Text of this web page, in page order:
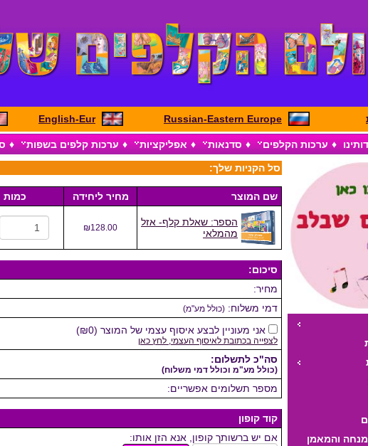
Russian-Eastern Europe
English-Eur
♦ ערכות הקלפים ♦ סדנאות ♦ אפליקציות ♦ ערכות קלפים בשפות ♦
והמאמן
סל הקניות שלך:
שם המוצר מחיר ליחידה כמות
הספר: שאלת קלף- אזל
מהמלאי
₪128.00
סיכום:
מחיר:
דמי משלוח: (כולל מע"מ)
אני מעוניין לבצע איסוף עצמי של המוצר (
₪0
)
לצפייה בכתובת לאיסוף העצמי, לחץ כאן
סה"כ לתשלום:
(כולל מע"מ וכולל דמי משלוח)
מספר תשלומים אפשריים:
קוד קופון
אם יש ברשותך קופון, אנא הזן אותו: